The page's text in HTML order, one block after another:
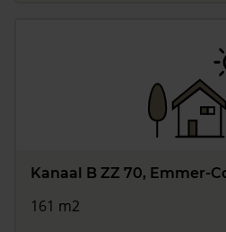
Kanaal B ZZ 70, Emmer-
161 m2